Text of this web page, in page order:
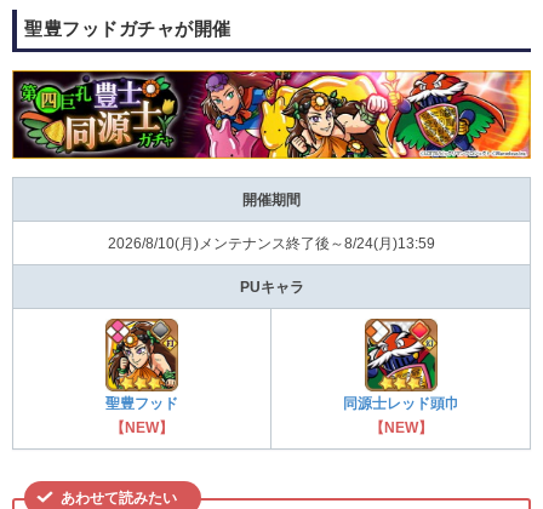
聖豊フッドガチャが開催
開催期間
2026/8/10(月)メンテナンス終了後～8/24(月)13:59
PUキャラ
聖豊フッド
【NEW】
同源士レッド頭巾
【NEW】
あわせて読みたい